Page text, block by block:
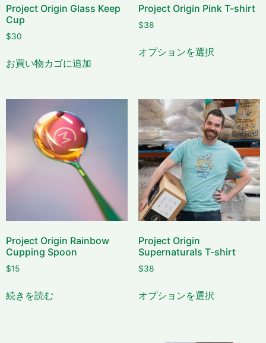
Project Origin Glass Keep
Cup
$30
お買い物カゴに追加
Project Origin Pink T-shirt
$38
オプションを選択
Project Origin Rainbow
Cupping Spoon
$15
続きを読む
Project Origin
Supernaturals T-shirt
$38
オプションを選択